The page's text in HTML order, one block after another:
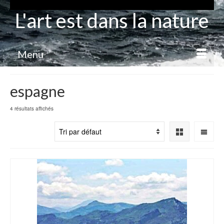
L'art est dans la nature
Menu
espagne
4 résultats affichés